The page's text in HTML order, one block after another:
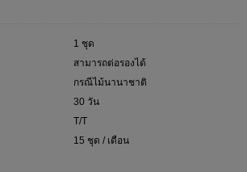
1 ชุด
สามารถต่อรองได้
กรณีไม้นานาชาติ
30 วัน
T/T
15 ชุด / เดือน